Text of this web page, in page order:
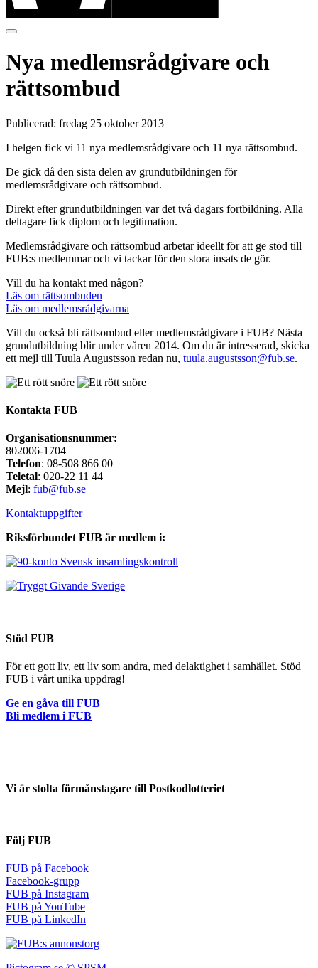
Nya medlemsrådgivare och
rättsombud
Publicerad: fredag 25 oktober 2013
I helgen fick vi 11 nya medlemsrådgivare och 11 nya rättsombud.
De gick då den sista delen av grundutbildningen för
medlemsrådgivare och rättsombud.
Direkt efter grundutbildningen var det två dagars fortbildning. Alla
deltagare fick diplom och legitimation.
Medlemsrådgivare och rättsombud arbetar ideellt för att ge stöd till
FUB:s medlemmar och vi tackar för den stora insats de gör.
Vill du ha kontakt med någon?
Läs om rättsombuden
Läs om medlemsrådgivarna
Vill du också bli rättsombud eller medlemsrådgivare i FUB? Nästa
grundutbildning blir under våren 2014. Om du är intresserad, skicka
ett mejl till Tuula Augustsson redan nu, tuula.augustsson@fub.se.
Kontakta FUB
Organisationsnummer:
802006-1704
Telefon: 08-508 866 00
Teletal: 020-22 11 44
Mejl: fub@fub.se
Kontaktuppgifter
Riksförbundet FUB är medlem i:
Stöd FUB
För ett gott liv, ett liv som andra, med delaktighet i samhället. Stöd
FUB i vårt unika uppdrag!
Ge en gåva till FUB
Bli medlem i FUB
Vi är stolta förmånstagare till Postkodlotteriet
Följ FUB
FUB på Facebook
Facebook-grupp
FUB på Instagram
FUB på YouTube
FUB på LinkedIn